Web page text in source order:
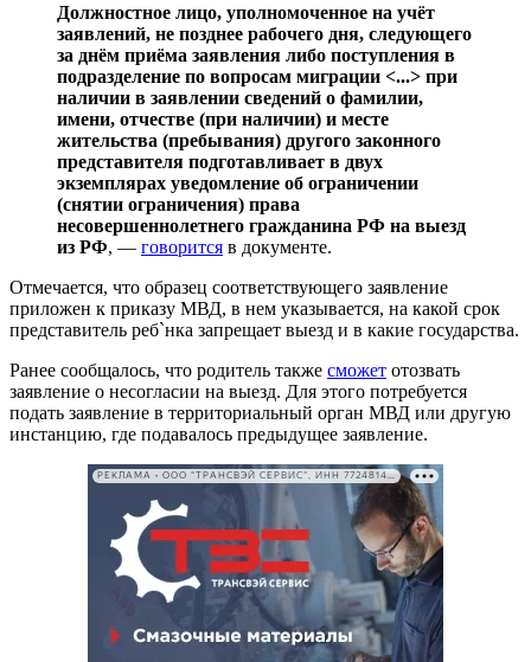
Должностное лицо, уполномоченное на учёт
заявлений, не позднее рабочего дня, следующего
за днём приёма заявления либо поступления в
подразделение по вопросам миграции <...> при
наличии в заявлении сведений о фамилии,
имени, отчестве (при наличии) и месте
жительства (пребывания) другого законного
представителя подготавливает в двух
экземплярах уведомление об ограничении
(снятии ограничения) права
несовершеннолетнего гражданина РФ на выезд
из РФ, — говорится в документе.
Отмечается, что образец соответствующего заявление
приложен к приказу МВД, в нем указывается, на какой срок
представитель реб`нка запрещает выезд и в какие государства.
Ранее сообщалось, что родитель также сможет отозвать
заявление о несогласии на выезд. Для этого потребуется
подать заявление в территориальный орган МВД или другую
инстанцию, где подавалось предыдущее заявление.
РЕКЛАМА • ООО "ТРАНСВЭЙ СЕРВИС", ИНН 7724814198